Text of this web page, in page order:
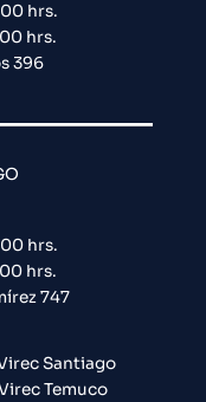
hrs.
hrs.
396
hrs.
hrs.
747​
Santiago
Temuco